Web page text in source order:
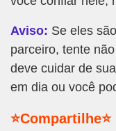
Aviso: Se eles
parceiro, tente
deve cuidar de
em dia ou você